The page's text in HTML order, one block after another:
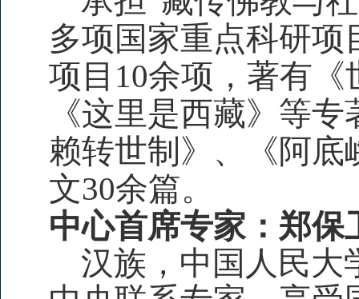
多项国家重点科研
项目10余项，著有
《这里是西藏》等
赖转世制》、《阿底
文30余篇。
中心首席专家：郑保
汉族，中国人民大